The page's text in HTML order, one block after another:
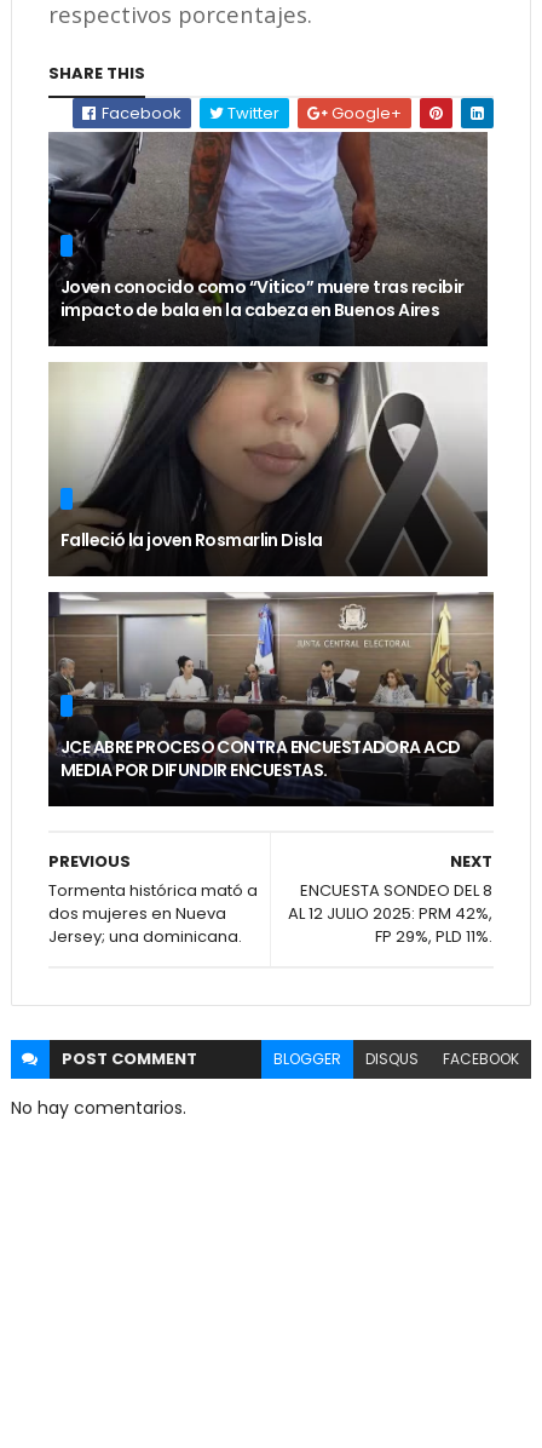
respectivos porcentajes.
SHARE THIS
Facebook
Twitter Google+
Joven conocido como “Vitico” muere tras recibir
impacto de bala en la cabeza en Buenos Aires
Falleció la joven Rosmarlin Disla
JCE ABRE PROCESO CONTRA ENCUESTADORA ACD
MEDIA POR DIFUNDIR ENCUESTAS.
NEXT
ENCUESTA SONDEO DEL 8
AL 12 JULIO 2025: PRM 42%,
FP 29%, PLD 11%.
PREVIOUS
Tormenta histórica mató a
dos mujeres en Nueva
Jersey; una dominicana.
POST COMMENT BLOGGER DISQUS FACEBOOK
No hay comentarios.